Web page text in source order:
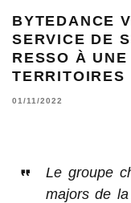
BYTEDANCE
SERVICE DE
RESSO À
TERRITOIRES
01/11/2022
Le groupe
majors de